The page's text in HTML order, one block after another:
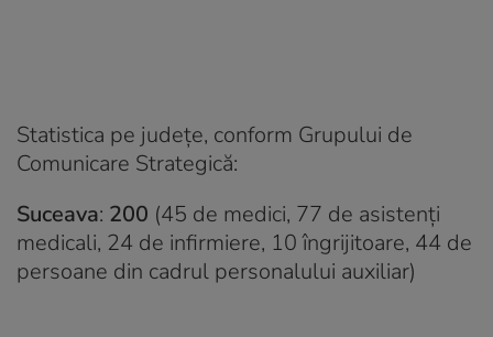
Statistica pe județe, conform Grupului de
Comunicare Strategică:
Suceava: 200 (45 de medici, 77 de asistenți
medicali, 24 de infirmiere, 10 îngrijitoare, 44 de
persoane din cadrul personalului auxiliar)